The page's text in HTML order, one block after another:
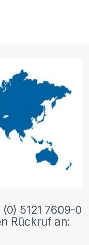
5121 7609-0
Rückruf an: